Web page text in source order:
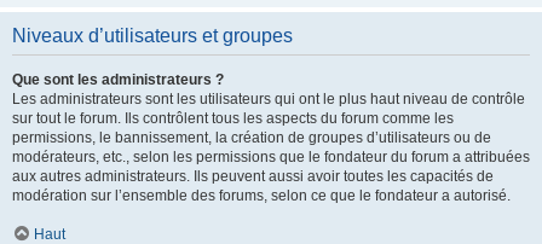
Niveaux d’utilisateurs et groupes
Que sont les administrateurs ?
Les administrateurs sont les utilisateurs qui ont le plus haut niveau de contrôle
sur tout le forum. Ils contrôlent tous les aspects du forum comme les
permissions, le bannissement, la création de groupes d’utilisateurs ou de
modérateurs, etc., selon les permissions que le fondateur du forum a attribuées
aux autres administrateurs. Ils peuvent aussi avoir toutes les capacités de
modération sur l’ensemble des forums, selon ce que le fondateur a autorisé.
Haut